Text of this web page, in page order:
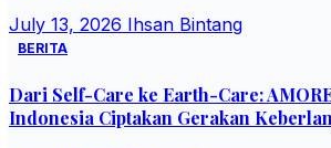
July 13, 2026 Ihsan Bintang
BERITA
Dari Self-Care ke Earth-Care:
Indonesia Ciptakan Gerakan